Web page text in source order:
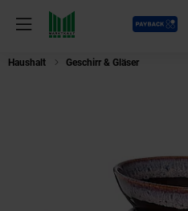
Menü
Payback
Haushalt Geschirr & Gläser